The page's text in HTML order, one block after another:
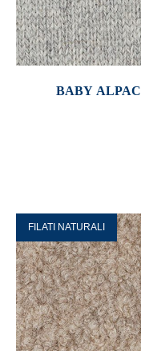
BABY
FILATI NATURALI